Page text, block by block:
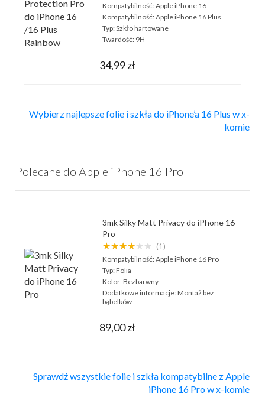
Kompatybilność:Apple iPhone 16
Kompatybilność:Apple iPhone 16 Plus
Typ:Szkło hartowane
Twardość: 9H
34,99 zł
Wybierz najlepsze folie i szkła do iPhone’a 16 Plus w x-
komie
Polecane do Apple iPhone 16 Pro
3mk Silky Matt Privacy do iPhone 16
Pro
★★★★★★ (1)
Kompatybilność:Apple iPhone 16 Pro
Typ:Folia
Kolor:Bezbarwny
Dodatkowe informacje:Montaż bez
bąbelków
89,00 zł
Sprawdź wszystkie folie i szkła kompatybilne z Apple
iPhone 16 Pro w x-komie